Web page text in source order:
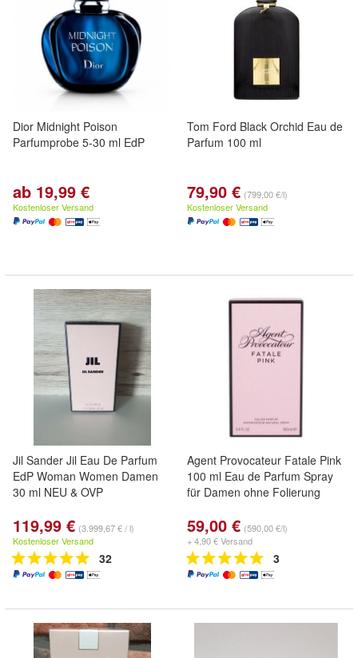
Dior Midnight Poison
Parfumprobe 5-30 ml EdP
ab 19,99 €
Kostenloser Versand
Tom Ford Black Orchid Eau de
Parfum 100 ml
79,90 € (799,00 €/l)
Kostenloser Versand
Jil Sander Jil Eau De Parfum
EdP Woman Women Damen
30 ml NEU & OVP
119,99 € (3.999,67 € / l)
Kostenloser Versand
32
Agent Provocateur Fatale Pink
100 ml Eau de Parfum Spray
für Damen ohne Folierung
59,00 € (590,00 €/l)
+ 4,90 € Versand
3